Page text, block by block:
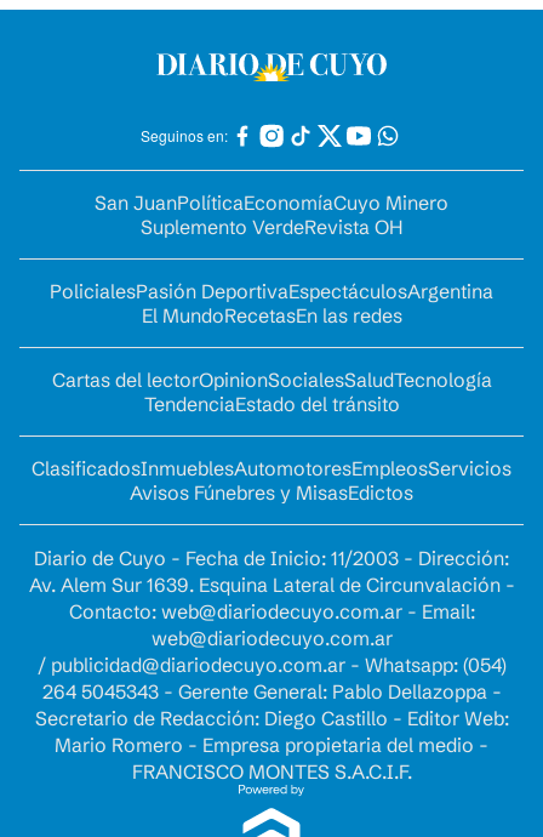
Seguinos en:
San JuanPolíticaEconomíaCuyo Minero
Suplemento VerdeRevista OH
PolicialesPasión DeportivaEspectáculosArgentina
El MundoRecetasEn las redes
Cartas del lectorOpinionSocialesSaludTecnología
TendenciaEstado del tránsito
ClasificadosInmueblesAutomotoresEmpleosServicios
Avisos Fúnebres y MisasEdictos
Diario de Cuyo - Fecha de Inicio: 11/2003 - Dirección:
Av. Alem Sur 1639. Esquina Lateral de Circunvalación -
Contacto: web@diariodecuyo.com.ar- Email:
web@diariodecuyo.com.ar
/ publicidad@diariodecuyo.com.ar- Whatsapp: (054)
264 5045343 - Gerente General: Pablo Dellazoppa -
Secretario de Redacción: Diego Castillo - Editor Web:
Mario Romero - Empresa propietaria del medio -
FRANCISCO MONTES S.A.C.I.F.